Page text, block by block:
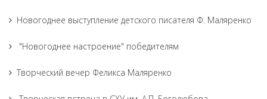
Новогоднее выступление детского писателя Ф. Маляренко
"Новогоднее настроение" победителям
Творческий вечер Феликса Маляренко